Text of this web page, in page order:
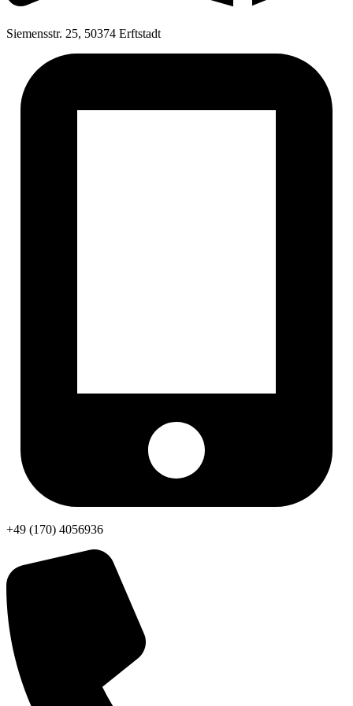
Siemensstr. 25, 50374 Erftstadt
+49 (170) 4056936